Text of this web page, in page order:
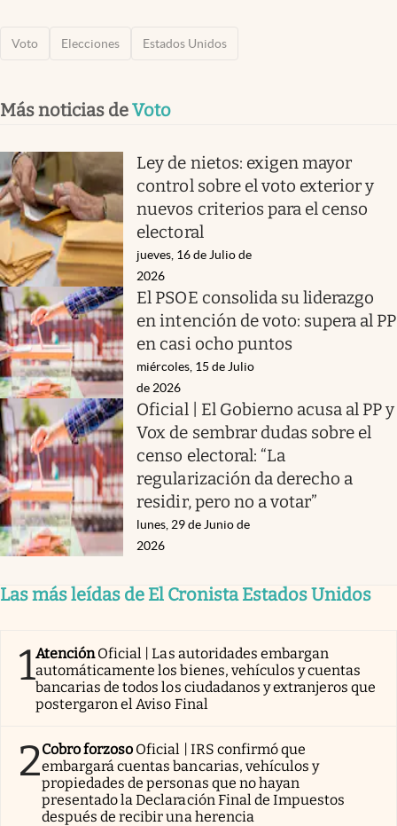
Voto Elecciones Estados Unidos
Más noticias deVoto
Ley de nietos: exigen mayor
control sobre el voto exterior y
nuevos criterios para el censo
electoral
jueves, 16 de Julio de
2026
El PSOE consolida su liderazgo
en intención de voto: supera al PP
en casi ocho puntos
miércoles, 15 de Julio
de 2026
Oficial | El Gobierno acusa al PP y
Vox de sembrar dudas sobre el
censo electoral: “La
regularización da derecho a
residir, pero no a votar”
lunes, 29 de Junio de
2026
Las más leídas de El Cronista Estados Unidos
1AtenciónOficial | Las autoridades embargan
automáticamente los bienes, vehículos y cuentas
bancarias de todos los ciudadanos y extranjeros que
postergaron el Aviso Final
2Cobro forzoso Oficial | IRS confirmó que
embargará cuentas bancarias, vehículos y
propiedades de personas que no hayan
presentado la Declaración Final de Impuestos
después de recibir una herencia